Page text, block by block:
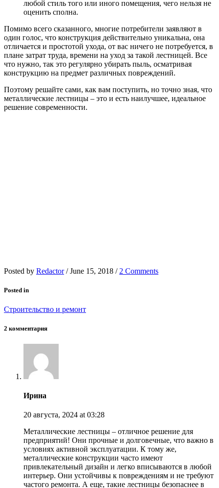
любой стиль того или иного помещения, чего нельзя не
оценить сполна.
Помимо всего сказанного, многие потребители заявляют в
один голос, что конструкция действительно уникальна, она
отличается и простотой ухода, от вас ничего не потребуется, в
плане затрат труда, времени на уход за такой лестницей. Все
что нужно, так это регулярно убирать пыль, осматривая
конструкцию на предмет различных повреждений.
Поэтому решайте сами, как вам поступить, но точно зная, что
металлические лестницы – это и есть наилучшее, идеальное
решение современности.
Posted by Redactor / June 15, 2018 / 2 Comments
Posted in
Строительство и ремонт
2 комментария
Ирина
20 августа, 2024 at 03:28
Металлические лестницы – отличное решение для
предприятий! Они прочные и долговечные, что важно в
условиях активной эксплуатации. К тому же,
металлические конструкции часто имеют
привлекательный дизайн и легко вписываются в любой
интерьер. Они устойчивы к повреждениям и не требуют
частого ремонта. А еще, такие лестницы безопаснее в